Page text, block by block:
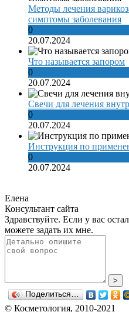
Методы лечения
симптомы заболевания
0
20.07.2024
Что называется запором
0
20.07.2024
Свечи для лечения
0
20.07.2024
Инструкция по
0
20.07.2024
Елена
Консультант сайта
Здравствуйте. Если у вас
можете задать их мне.
>
Поделиться…
© Косметология, 2010-2021